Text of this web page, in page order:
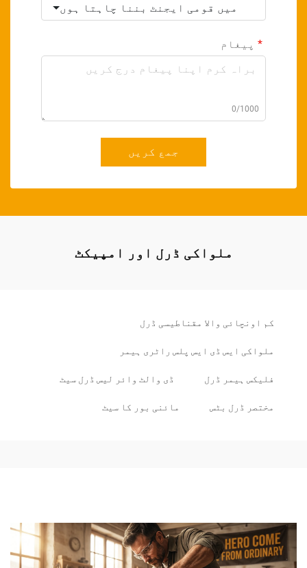
میں قومی ایجنٹ بننا چاہتا ہوں
پیغام
0/1000
جمع کریں
ملواکی ڈرل اور امپیکٹ
کم اونچائی والا مقناطیسی ڈرل
ملواکی ایس ڈی ایس پلس راٹری ہیمر
فلیکس ہیمر ڈرل ڈی والٹ وائر لیس ڈرل سیٹ
مختصر ڈرل بٹس مائنی بور کا سیٹ